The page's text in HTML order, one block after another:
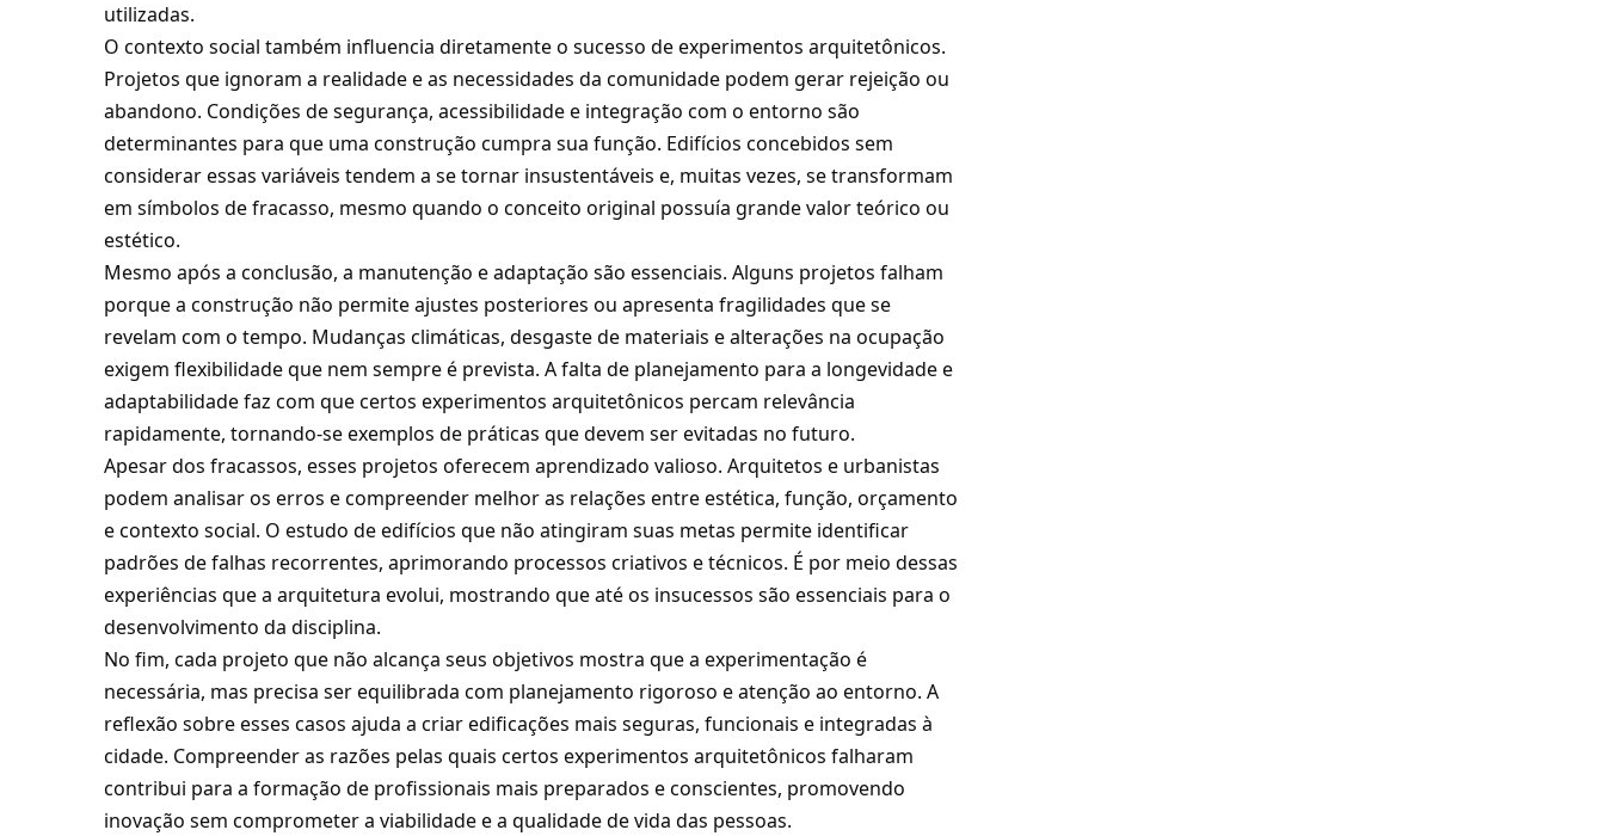
utilizadas.
O contexto social também influencia diretamente o sucesso de experimentos arquitetônicos.
Projetos que ignoram a realidade e as necessidades da comunidade podem gerar rejeição ou
abandono. Condições de segurança, acessibilidade e integração com o entorno são
determinantes para que uma construção cumpra sua função. Edifícios concebidos sem
considerar essas variáveis tendem a se tornar insustentáveis e, muitas vezes, se transformam
em símbolos de fracasso, mesmo quando o conceito original possuía grande valor teórico ou
estético.
Mesmo após a conclusão, a manutenção e adaptação são essenciais. Alguns projetos falham
porque a construção não permite ajustes posteriores ou apresenta fragilidades que se
revelam com o tempo. Mudanças climáticas, desgaste de materiais e alterações na ocupação
exigem flexibilidade que nem sempre é prevista. A falta de planejamento para a longevidade e
adaptabilidade faz com que certos experimentos arquitetônicos percam relevância
rapidamente, tornando-se exemplos de práticas que devem ser evitadas no futuro.
Apesar dos fracassos, esses projetos oferecem aprendizado valioso. Arquitetos e urbanistas
podem analisar os erros e compreender melhor as relações entre estética, função, orçamento
e contexto social. O estudo de edifícios que não atingiram suas metas permite identificar
padrões de falhas recorrentes, aprimorando processos criativos e técnicos. É por meio dessas
experiências que a arquitetura evolui, mostrando que até os insucessos são essenciais para o
desenvolvimento da disciplina.
No fim, cada projeto que não alcança seus objetivos mostra que a experimentação é
necessária, mas precisa ser equilibrada com planejamento rigoroso e atenção ao entorno. A
reflexão sobre esses casos ajuda a criar edificações mais seguras, funcionais e integradas à
cidade. Compreender as razões pelas quais certos experimentos arquitetônicos falharam
contribui para a formação de profissionais mais preparados e conscientes, promovendo
inovação sem comprometer a viabilidade e a qualidade de vida das pessoas.